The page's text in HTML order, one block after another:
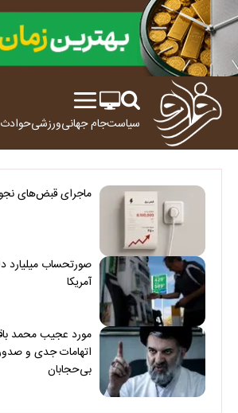
سیاستجام جهانیورزشیحوادث
ماجرای قبض‌های
صورتحساب میلیارد
آمریکا
مورد عجیب محمد
اتهامات جدی و
بی‌حجابان